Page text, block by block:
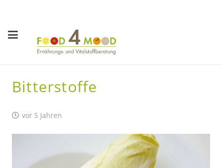
Bitterstoffe
vor 5 Jahren